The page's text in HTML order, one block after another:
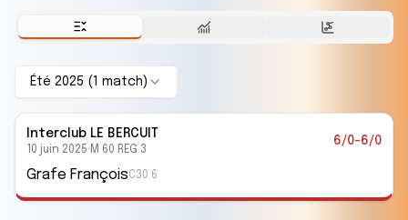
Été 2025 ( match )
Interclub LE BERCUIT
10 juin 2025· M 60 REG 3
6/0-6/0
Grafe FrançoisC30.6